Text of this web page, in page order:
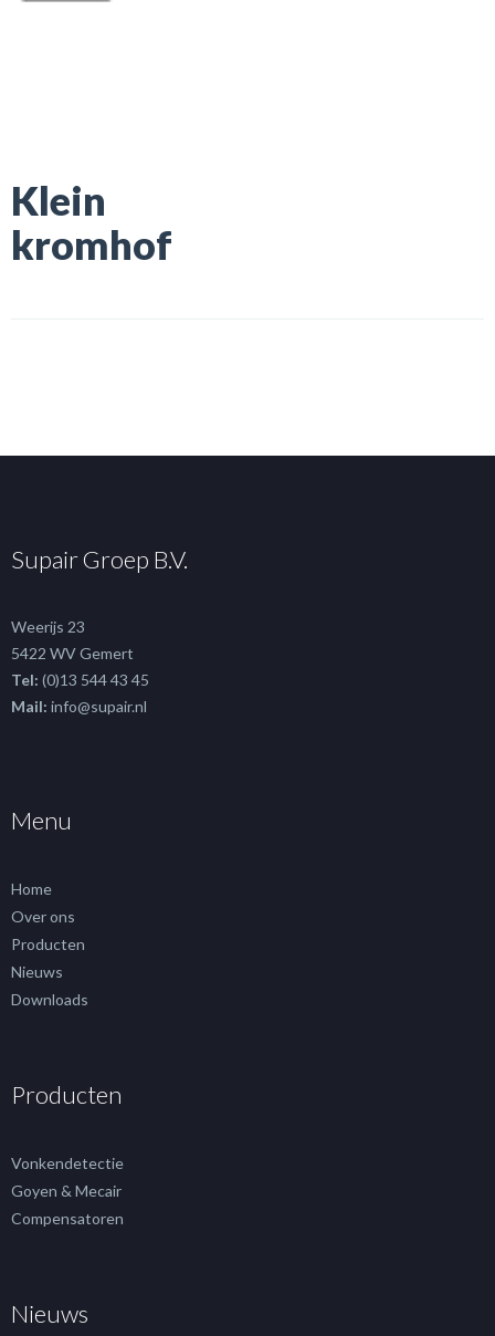
Klein
kromhof
Supair Groep B.V.
Weerijs 23
5422 WV Gemert
Tel: (0)13 544 43 45
Mail: info@supair.nl
Menu
Home
Over ons
Producten
Nieuws
Downloads
Producten
Vonkendetectie
Goyen & Mecair
Compensatoren
Nieuws